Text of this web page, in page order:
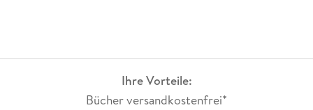
Ihre Vorteile:
Bücher versandkostenfrei*